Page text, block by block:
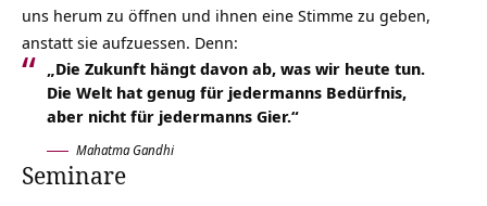
uns herum zu öffnen und ihnen eine Stimme zu geben,
anstatt sie aufzuessen. Denn:
„Die Zukunft hängt davon ab, was wir heute tun.
Die Welt hat genug für jedermanns Bedürfnis,
aber nicht für jedermanns Gier.“
Mahatma Gandhi
Seminare